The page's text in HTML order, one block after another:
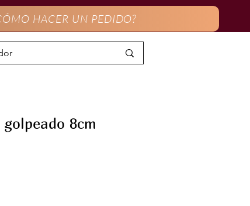
HACER UN PEDIDO?
8cm